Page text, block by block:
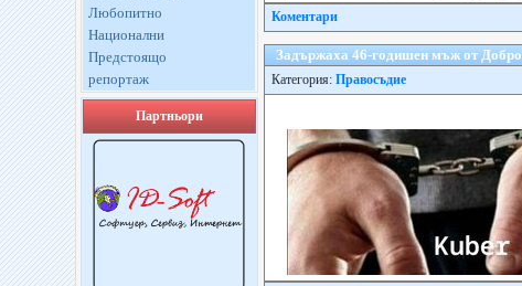
Любопитно
Национални
Предстоящо
репортаж
Партньори
Коментари
Задържаха 46-годишен мъж от
Категория: Правосъдие